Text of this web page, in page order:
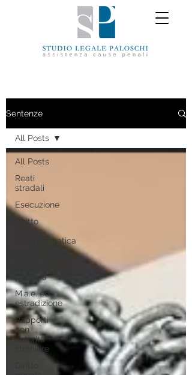
Sentenze
All Posts
Reati
stradali
Esecuzione
Diritto
penale
dell'informatica
persona
M.a.e. ed
estradizione
Rapporti
con
autorità
straniere
All Posts